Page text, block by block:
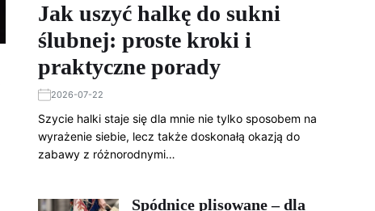
Jak uszyć halkę do sukni
ślubnej: proste kroki i
praktyczne porady
2026-07-22
Szycie halki staje się dla mnie nie tylko sposobem na
wyrażenie siebie, lecz także doskonałą okazją do
zabawy z różnorodnymi…
Spódnice plisowane – dla